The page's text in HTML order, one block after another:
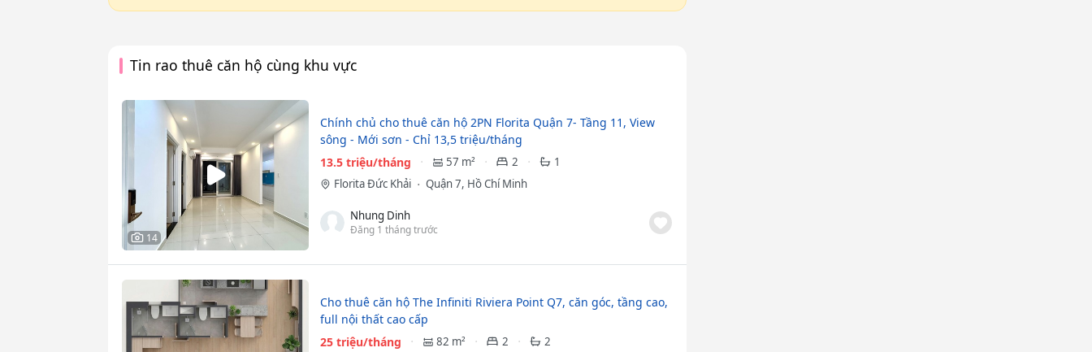
Tin rao thuê căn hộ cùng khu vực
14
Chính chủ cho thuê căn hộ 2PN Florita Quận 7- Tầng 11, View
sông - Mới sơn - Chỉ 13,5 triệu/tháng
13.5 triệu/tháng
57 m² 2
1
Florita Đức Khải
Quận 7, Hồ Chí Minh
Nhung Dinh
Đăng 1 tháng trước
Cho thuê căn hộ The Infiniti Riviera Point Q7, căn góc, tầng cao,
full nội thất cao cấp
25 triệu/tháng
82 m² 2
2